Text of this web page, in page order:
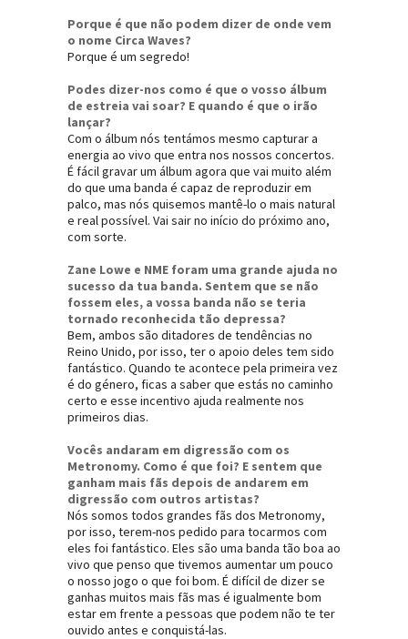
Porque é que não podem dizer de onde vem
o nome Circa Waves?
Porque é um segredo!
Podes dizer-nos como é que o vosso álbum
de estreia vai soar? E quando é que o irão
lançar?
Com o álbum nós tentámos mesmo capturar a
energia ao vivo que entra nos nossos concertos.
É fácil gravar um álbum agora que vai muito além
do que uma banda é capaz de reproduzir em
palco, mas nós quisemos mantê-lo o mais natural
e real possível. Vai sair no início do próximo ano,
com sorte.
Zane Lowe e NME foram uma grande ajuda no
sucesso da tua banda. Sentem que se não
fossem eles, a vossa banda não se teria
tornado reconhecida tão depressa?
Bem, ambos são ditadores de tendências no
Reino Unido, por isso, ter o apoio deles tem sido
fantástico. Quando te acontece pela primeira vez
é do género, ficas a saber que estás no caminho
certo e esse incentivo ajuda realmente nos
primeiros dias.
Vocês andaram em digressão com os
Metronomy. Como é que foi? E sentem que
ganham mais fãs depois de andarem em
digressão com outros artistas?
Nós somos todos grandes fãs dos Metronomy,
por isso, terem-nos pedido para tocarmos com
eles foi fantástico. Eles são uma banda tão boa ao
vivo que penso que tivemos aumentar um pouco
o nosso jogo o que foi bom. É difícil de dizer se
ganhas muitos mais fãs mas é igualmente bom
estar em frente a pessoas que podem não te ter
ouvido antes e conquistá-las.